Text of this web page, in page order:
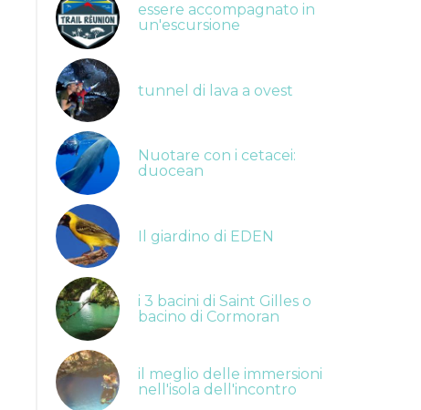
maido
essere accompagnato in
un'escursione
tunnel di lava a ovest
Nuotare con i cetacei:
duocean
Il giardino di EDEN
i 3 bacini di Saint Gilles o
bacino di Cormoran
il meglio delle immersioni
nell'isola dell'incontro